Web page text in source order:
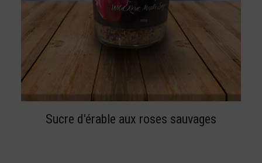
BUY NOW
Sucre d'érable aux roses sauvages